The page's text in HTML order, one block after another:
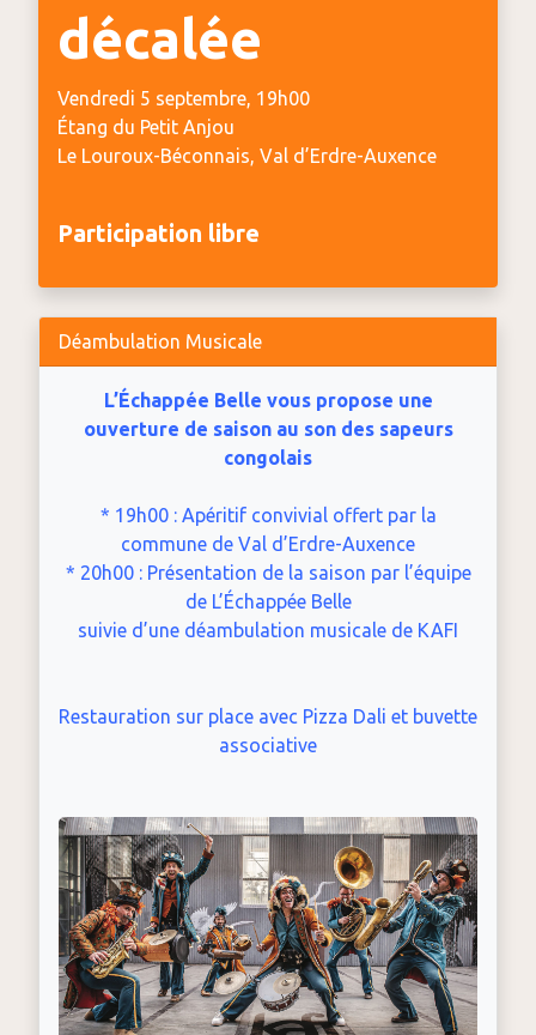
décalée
Vendredi 5 septembre, 19h00
Étang du Petit Anjou
Le Louroux-Béconnais, Val d’Erdre-Auxence
Participation libre
Déambulation Musicale
L’Échappée Belle vous propose une
ouverture de saison au son des sapeurs
congolais
* 19h00 : Apéritif convivial offert par la
commune de Val d’Erdre-Auxence
* 20h00 : Présentation de la saison par l’équipe
de L’Échappée Belle
suivie d’une déambulation musicale de KAFI
Restauration sur place avec Pizza Dali et buvette
associative